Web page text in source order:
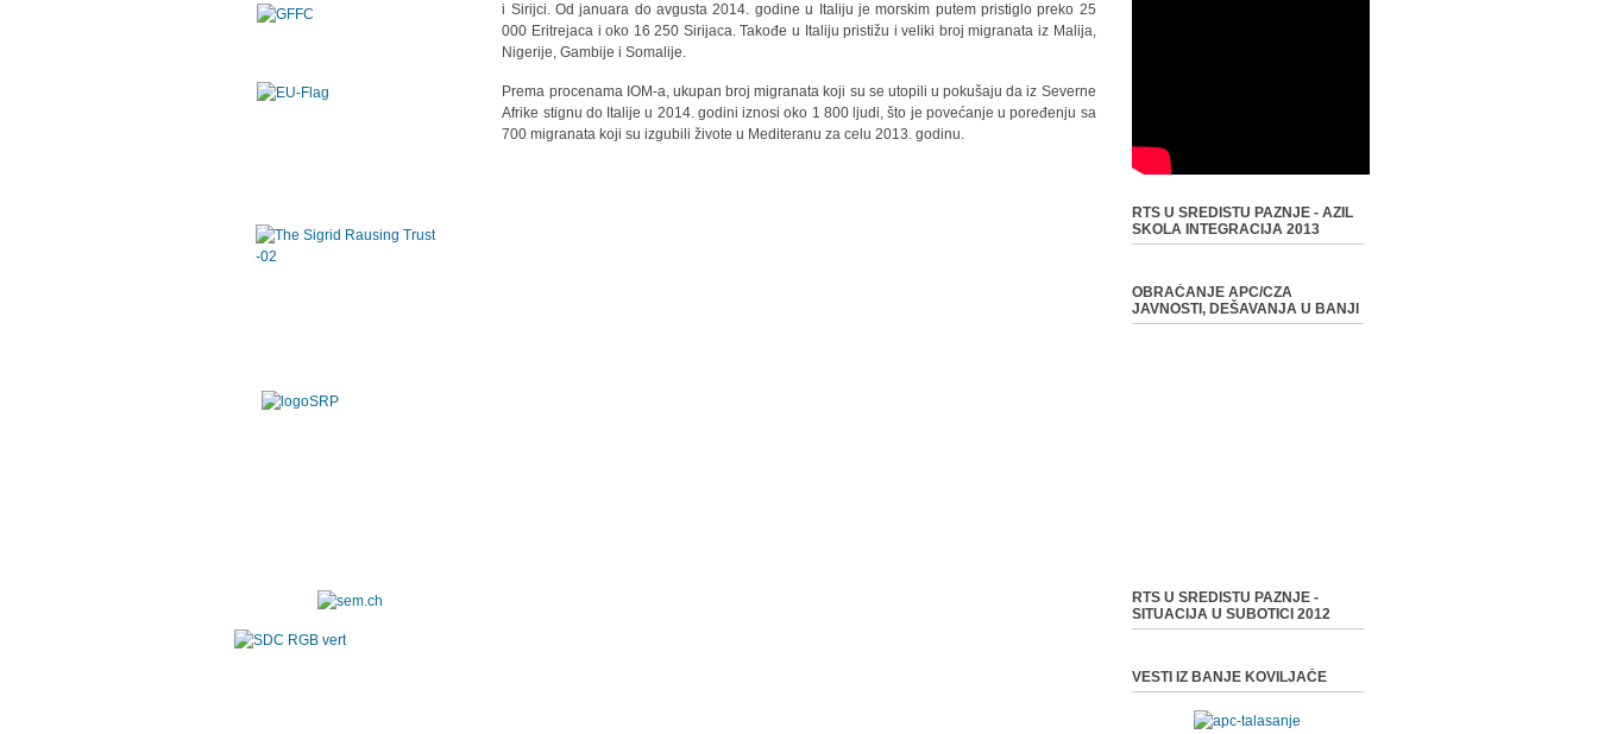
i Sirijci. Od januara do avgusta 2014. godine u Italiju je morskim putem pristiglo preko 25
000 Eritrejaca i oko 16 250 Sirijaca. Takođe u Italiju pristižu i veliki broj migranata iz Malija,
Nigerije, Gambije i Somalije.
Prema procenama IOM-a, ukupan broj migranata koji su se utopili u pokušaju da iz Severne
Afrike stignu do Italije u 2014. godini iznosi oko 1 800 ljudi, što je povećanje u poređenju sa
700 migranata koji su izgubili živote u Mediteranu za celu 2013. godinu.
RTS U SREDISTU PAZNJE - AZIL
SKOLA INTEGRACIJA 2013
OBRAĆANJE APC/CZA
JAVNOSTI, DEŠAVANJA U BANJI
RTS U SREDISTU PAZNJE -
SITUACIJA U SUBOTICI 2012
VESTI IZ BANJE KOVILJAČE